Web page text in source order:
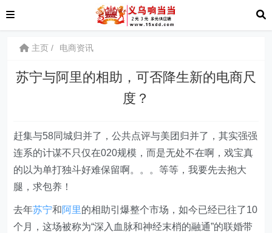
主页 电商资讯
苏宁与阿里的相助，可否降生新的电商尺
度？
赶集与58同城归并了，公共点评与美团归并了，其实强强
连系的计谋不只仅在020规模，而是无处不在啊，戏宝真
的以为单打独斗好难保留啊。。。等等，我要先去抱大
腿，求包养！
去年苏宁和阿里的相助引爆整个市场，如今已经已往了10
个月，这场被称为“深入血脉和神经末梢的融通”的联婚带